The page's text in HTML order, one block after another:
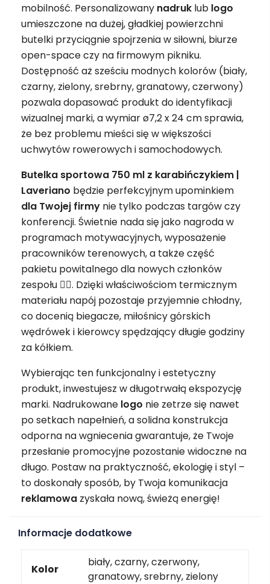
mobilność. Personalizowany nadruk lub logo
umieszczone na dużej, gładkiej powierzchni
butelki przyciągnie spojrzenia w siłowni, biurze
open-space czy na firmowym pikniku.
Dostępność aż sześciu modnych kolorów (biały,
czarny, zielony, srebrny, granatowy, czerwony)
pozwala dopasować produkt do identyfikacji
wizualnej marki, a wymiar ø7,2 x 24 cm sprawia,
że bez problemu mieści się w większości
uchwytów rowerowych i samochodowych.
Butelka sportowa 750 ml z karabińczykiem |
Laveriano będzie perfekcyjnym upominkiem
dla Twojej firmy nie tylko podczas targów czy
konferencji. Świetnie nada się jako nagroda w
programach motywacyjnych, wyposażenie
pracowników terenowych, a także część
pakietu powitalnego dla nowych członków
zespołu 🚴‍♂️. Dzięki właściwościom termicznym
materiału napój pozostaje przyjemnie chłodny,
co docenią biegacze, miłośnicy górskich
wędrówek i kierowcy spędzający długie godziny
za kółkiem.
Wybierając ten funkcjonalny i estetyczny
produkt, inwestujesz w długotrwałą ekspozycję
marki. Nadrukowane logo nie zetrze się nawet
po setkach napełnień, a solidna konstrukcja
odporna na wgniecenia gwarantuje, że Twoje
przesłanie promocyjne pozostanie widoczne na
długo. Postaw na praktyczność, ekologię i styl –
to doskonały sposób, by Twoja komunikacja
reklamowa zyskała nową, świeżą energię!
Informacje dodatkowe
Kolor
biały, czarny, czerwony,
granatowy, srebrny, zielony